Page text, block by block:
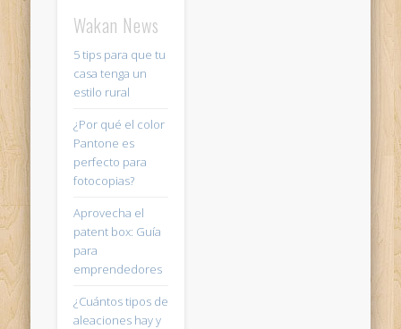
Wakan News
5 tips para que tu
casa tenga un
estilo rural
¿Por qué el color
Pantone es
perfecto para
fotocopias?
Aprovecha el
patent box: Guía
para
emprendedores
¿Cuántos tipos de
aleaciones hay y